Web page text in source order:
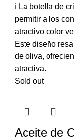
ℹ️ La botella de
permitir a los
atractivo color
Este diseño
de oliva,
atractiva.
Sold out
Aceite de